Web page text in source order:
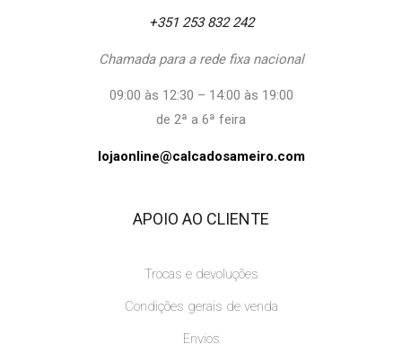
+351 253 832 242
Chamada para a rede fixa nacional
09:00 às 12:30 – 14:00 às 19:00
de 2ª a 6ª feira
lojaonline@calcadosameiro.com
APOIO AO CLIENTE
Trocas e devoluções
Condições gerais de venda
Envios